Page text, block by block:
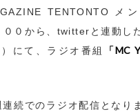
TENTONTO メ
０から、twitterと連動し
にて、ラジオ番組
「MC
連続でのラジオ配信となり